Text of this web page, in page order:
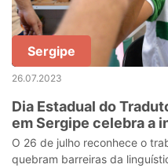
Sergipe
26.07.2023
Dia Estadual do
em Sergipe celebra a
para pessoas surdas
O 26 de julho reconhece o
quebram barreiras da